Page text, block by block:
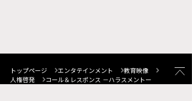
トップページ エンタテインメント
教育映像
人権啓発
コール＆レスポンス －ハラスメントー